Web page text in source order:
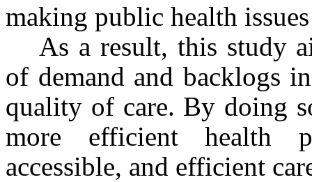
making public health
As a result, this study
of demand and backlogs
quality of care. By doing
more efficient health
accessible, and efficient